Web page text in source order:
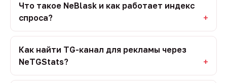
Что такое NeBlask и как работает индекс
спроса?
Как найти TG-канал для рекламы через
NeTGStats?